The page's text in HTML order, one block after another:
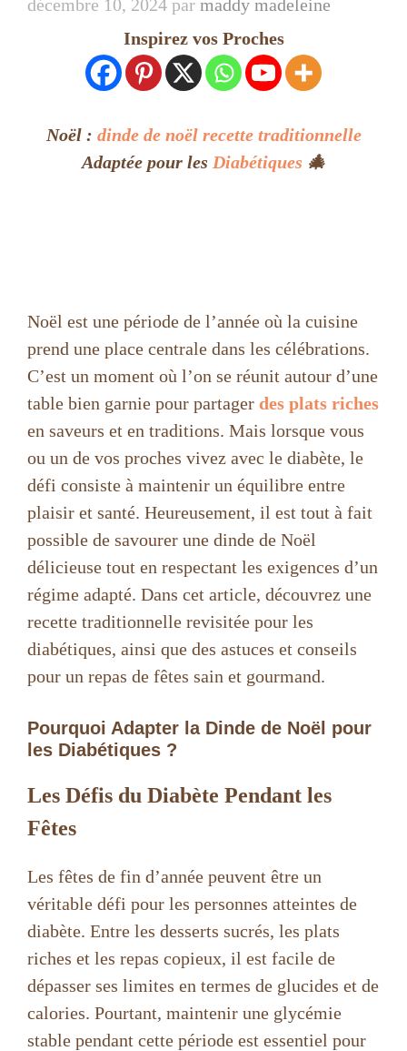
décembre 10, 2024 par maddy madeleine
Inspirez vos Proches
Noël : dinde de noël recette traditionnelle
Adaptée pour les Diabétiques 🎄
Noël est une période de l’année où la cuisine
prend une place centrale dans les célébrations.
C’est un moment où l’on se réunit autour d’une
table bien garnie pour partager des plats riches
en saveurs et en traditions. Mais lorsque vous
ou un de vos proches vivez avec le diabète, le
défi consiste à maintenir un équilibre entre
plaisir et santé. Heureusement, il est tout à fait
possible de savourer une dinde de Noël
délicieuse tout en respectant les exigences d’un
régime adapté. Dans cet article, découvrez une
recette traditionnelle revisitée pour les
diabétiques, ainsi que des astuces et conseils
pour un repas de fêtes sain et gourmand.
Pourquoi Adapter la Dinde de Noël pour
les Diabétiques ?
Les Défis du Diabète Pendant les
Fêtes
Les fêtes de fin d’année peuvent être un
véritable défi pour les personnes atteintes de
diabète. Entre les desserts sucrés, les plats
riches et les repas copieux, il est facile de
dépasser ses limites en termes de glucides et de
calories. Pourtant, maintenir une glycémie
stable pendant cette période est essentiel pour